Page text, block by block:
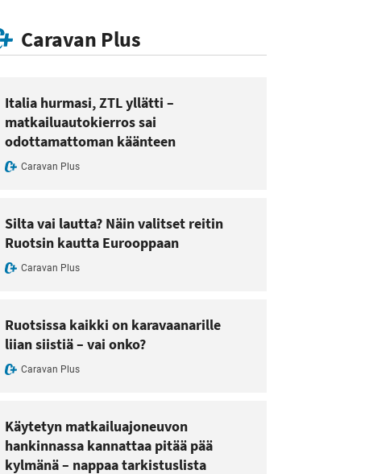
Caravan Plus
Italia hurmasi, ZTL yllätti –
matkailuautokierros sai
odottamattoman käänteen
Caravan Plus
Silta vai lautta? Näin valitset reitin
Ruotsin kautta Eurooppaan
Caravan Plus
Ruotsissa kaikki on karavaanarille
liian siistiä – vai onko?
Caravan Plus
Käytetyn matkailuajoneuvon
hankinnassa kannattaa pitää pää
kylmänä – nappaa tarkistuslista